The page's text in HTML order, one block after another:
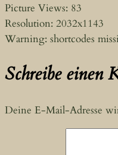
Picture Views: 83
Resolution: 2032x1143
Warning: shortcodes
Schreibe einen
Deine E-Mail-Adresse